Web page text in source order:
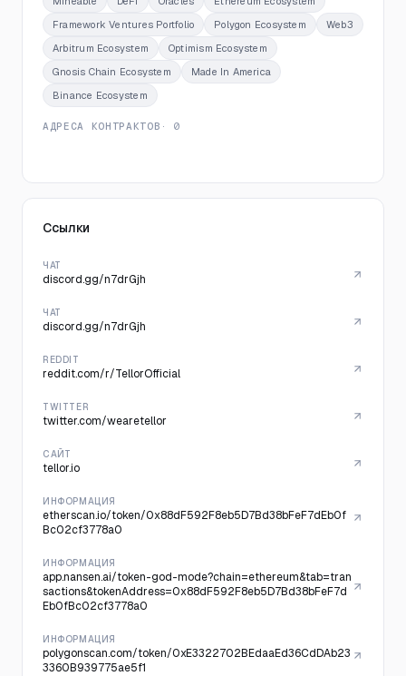
Framework Ventures Portfolio
Polygon Ecosystem
Web3
Arbitrum Ecosystem
Optimism Ecosystem
Gnosis Chain Ecosystem
Made In America
Binance Ecosystem
АДРЕСА КОНТРАКТОВ · 0
Ссылки
ЧАТ
discord.gg/n7drGjh
ЧАТ
discord.gg/n7drGjh
REDDIT
reddit.com/r/TellorOfficial
TWITTER
twitter.com/wearetellor
САЙТ
tellor.io
ИНФОРМАЦИЯ
etherscan.io/token/0x88dF592F8eb5D7Bd38bFeF7dEb0f
Bc02cf3778a0
ИНФОРМАЦИЯ
app.nansen.ai/token-god-mode?chain=ethereum&tab=tran
sactions&tokenAddress=0x88dF592F8eb5D7Bd38bFeF7d
Eb0fBc02cf3778a0
ИНФОРМАЦИЯ
polygonscan.com/token/0xE3322702BEdaaEd36CdDAb23
3360B939775ae5f1